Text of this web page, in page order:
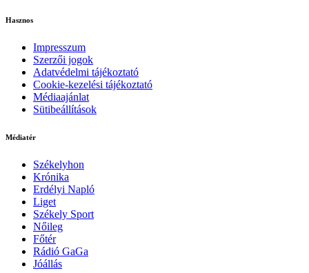
Hasznos
Impresszum
Szerzői jogok
Adatvédelmi tájékoztató
Cookie-kezelési tájékoztató
Médiaajánlat
Sütibeállítások
Médiatér
Székelyhon
Krónika
Erdélyi Napló
Liget
Székely Sport
Nőileg
Főtér
Rádió GaGa
Jóállás